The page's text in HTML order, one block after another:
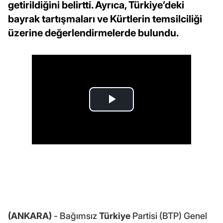
getirildiğini belirtti. Ayrıca, Türkiye’deki
bayrak tartışmaları ve Kürtlerin temsilciliği
üzerine değerlendirmelerde bulundu.
(ANKARA) - BağımsızTürkiye Partisi (BTP) Genel